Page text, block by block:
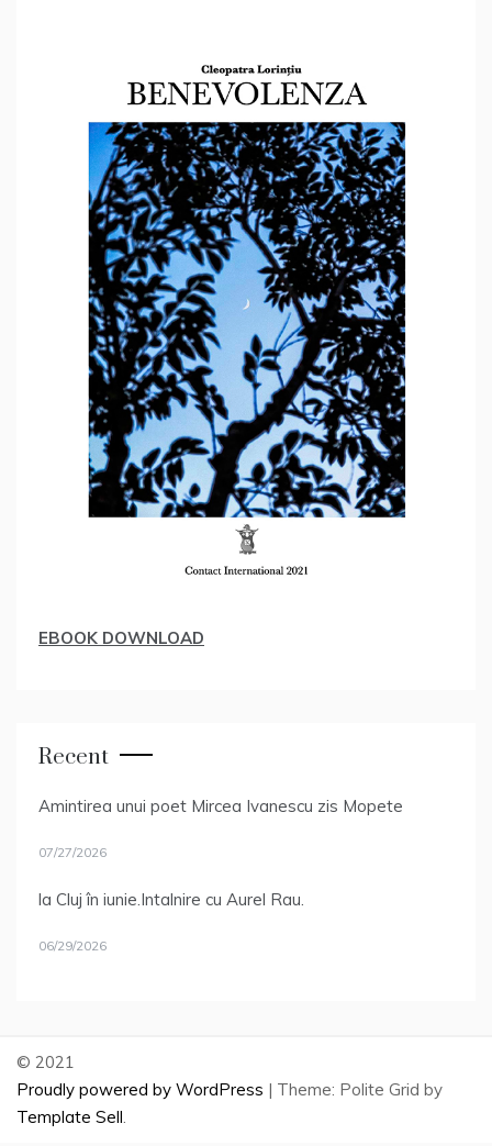
EBOOK DOWNLOAD
Recent
Amintirea unui poet Mircea Ivanescu zis Mopete
07/27/2026
la Cluj în iunie.Intalnire cu Aurel Rau.
06/29/2026
© 2021
Proudly powered by WordPress | Theme: Polite Grid by
Template Sell.